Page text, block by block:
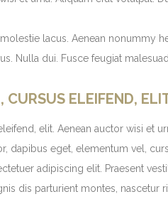
lacus. Aenean nonummy
Nulla dui. Fusce feugiat
ELEIFEND,
elit. Aenean auctor wisi et
eget, elementum vel,
adipiscing elit. Praesent
dis parturient montes, nascetur